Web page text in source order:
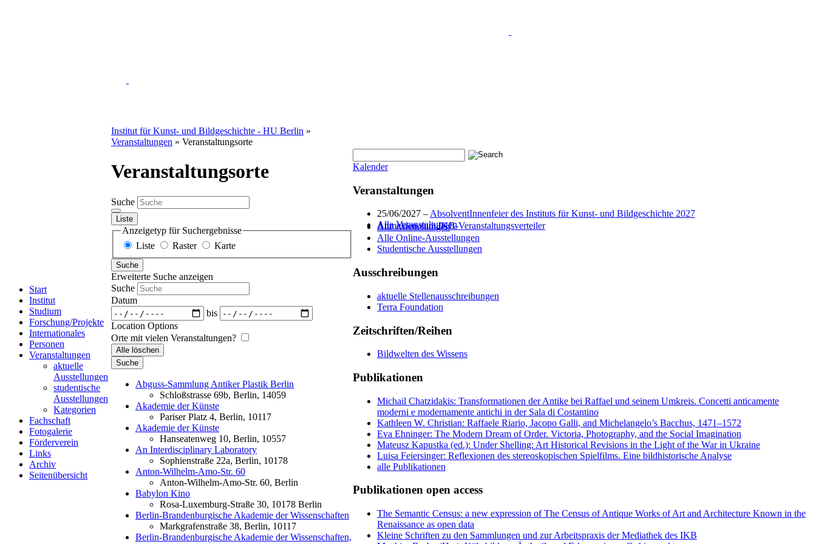
Start
Institut
Studium
Forschung/Projekte
Internationales
Personen
Veranstaltungen
aktuelle
Ausstellungen
studentische
Ausstellungen
Kategorien
Fachschaft
Fotogalerie
Förderverein
Links
Archiv
Seitenübersicht
Institut für Kunst- und Bildgeschichte - HU Berlin »
Veranstaltungen » Veranstaltungsorte
Veranstaltungsorte
Suche
Liste
Anzeigetyp für Suchergebnisse
Liste
Raster Karte
Suche
Erweiterte Suche anzeigen
Suche
Datum
bis
Location Options
Orte mit vielen Veranstaltungen?
Alle löschen
Suche
Abguss-Sammlung Antiker Plastik Berlin
Schloßstrasse 69b, Berlin, 14059
Akademie der Künste
Pariser Platz 4, Berlin, 10117
Akademie der Künste
Hanseatenweg 10, Berlin, 10557
An Interdisciplinary Laboratory
Sophienstraße 22a, Berlin, 10178
Anton-Wilhelm-Amo-Str. 60
Anton-Wilhelm-Amo-Str. 60, Berlin
Babylon Kino
Rosa-Luxemburg-Straße 30, 10178 Berlin
Berlin-Brandenburgische Akademie der Wissenschaften
Markgrafenstraße 38, Berlin, 10117
Berlin-Brandenburgische Akademie der Wissenschaften,
Kalender
Veranstaltungen
25/06/2027 –AbsolventInnenfeier des Instituts für Kunst- und Bildgeschichte 2027
Alle Veranstaltungen
Anmelden zum IKB-Veranstaltungsverteiler
Alle Ausstellungen
Alle Online-Ausstellungen
Studentische Ausstellungen
Ausschreibungen
aktuelle Stellenausschreibungen
Terra Foundation
Zeitschriften/Reihen
Bildwelten des Wissens
Publikationen
Michail Chatzidakis: Transformationen der Antike bei Raffael und seinem Umkreis. Concetti anticamente
moderni e modernamente antichi in der Sala di Costantino
Kathleen W. Christian: Raffaele Riario, Jacopo Galli, and Michelangelo’s Bacchus, 1471–1572
Eva Ehninger: The Modern Dream of Order. Victoria, Photography, and the Social Imagination
Mateusz Kapustka (ed.): Under Shelling: Art Historical Revisions in the Light of the War in Ukraine
Luisa Feiersinger: Reflexionen des stereoskopischen Spielfilms. Eine bildhistorische Analyse
alle Publikationen
Publikationen open access
The Semantic Census: a new expression of The Census of Antique Works of Art and Architecture Known in the
Renaissance as open data
Kleine Schriften zu den Sammlungen und zur Arbeitspraxis der Mediathek des IKB